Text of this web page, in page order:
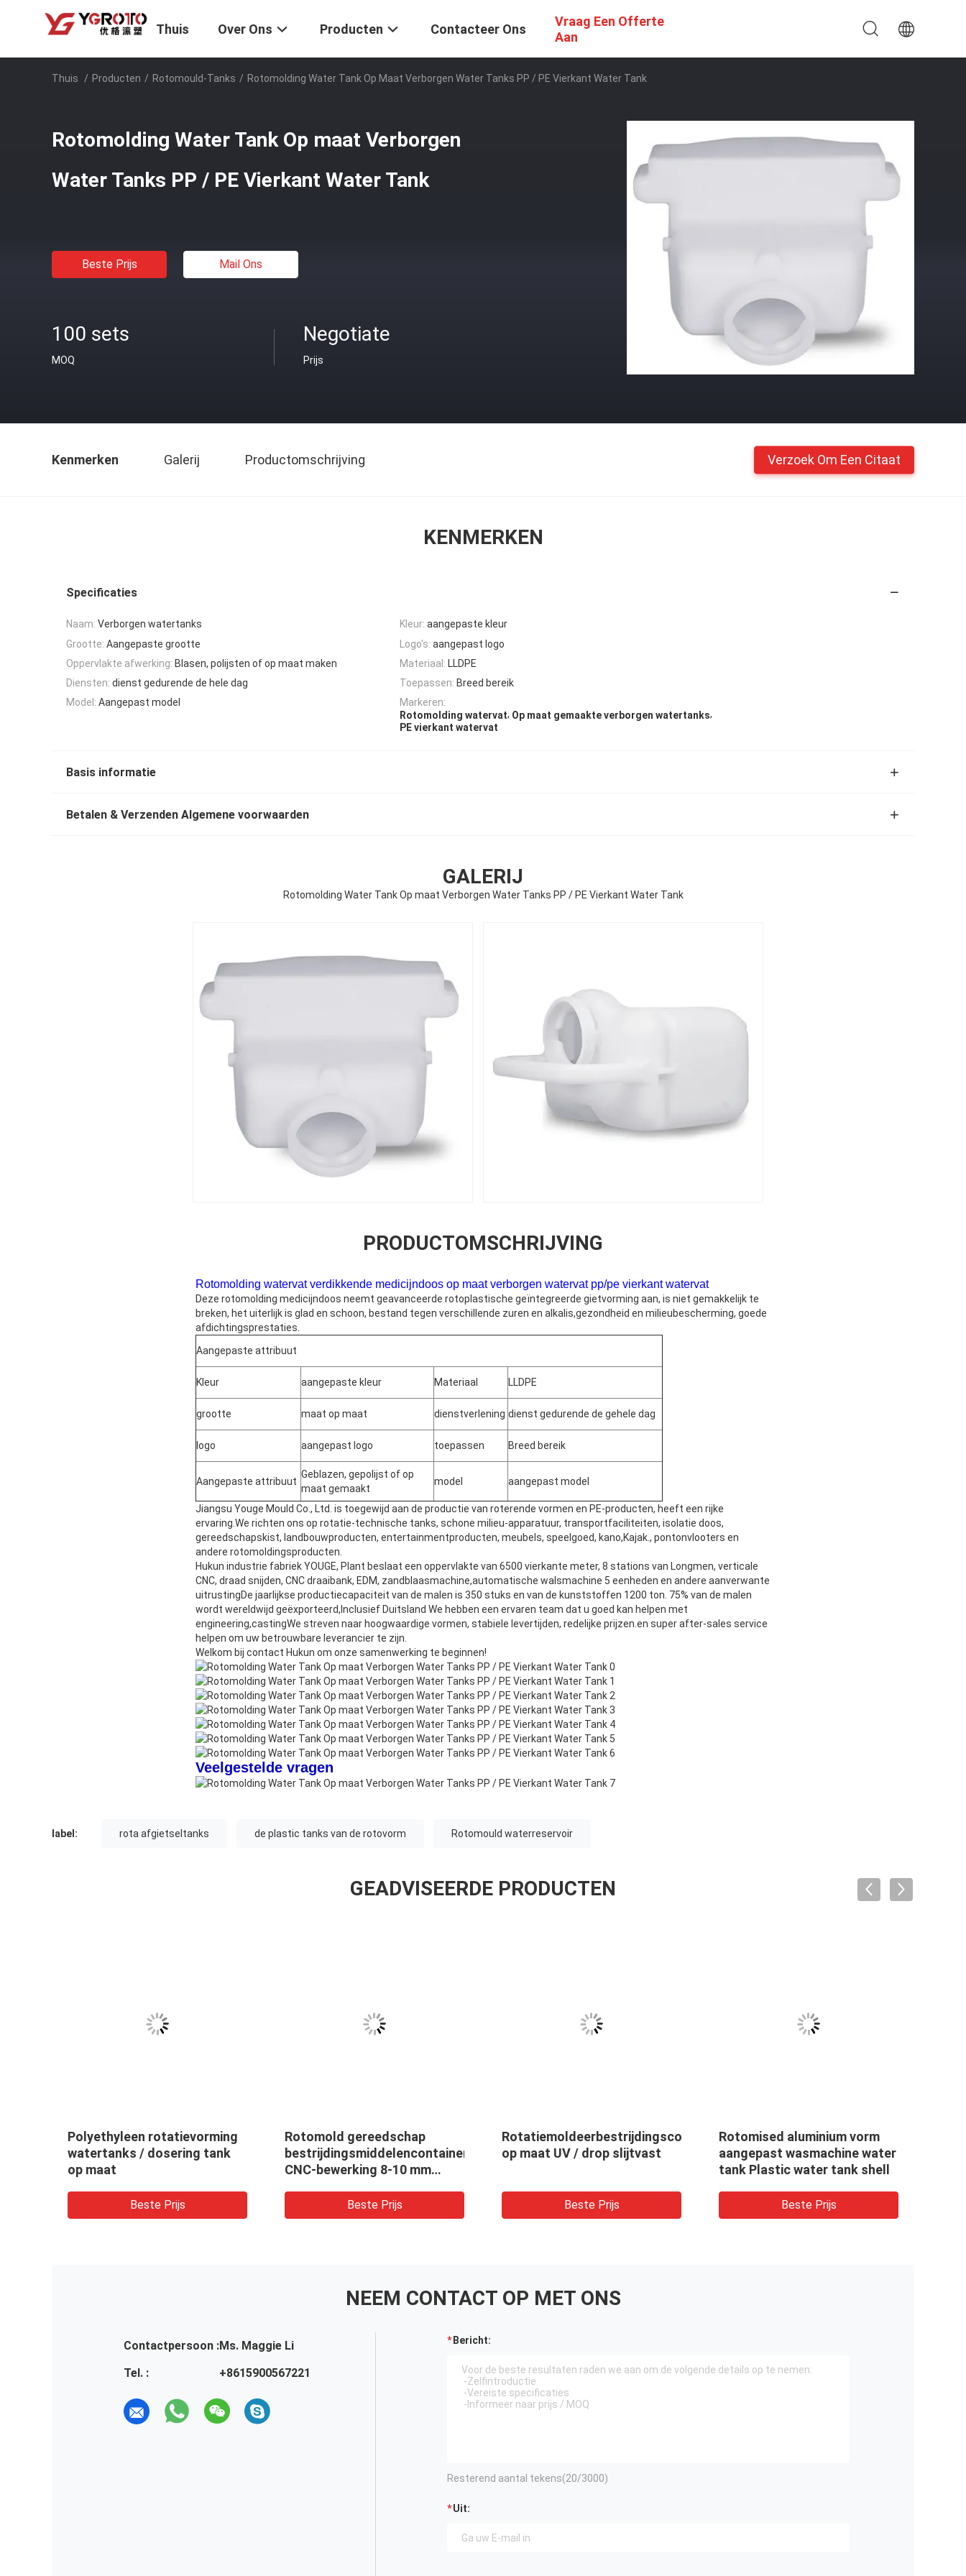
Thuis Over Ons Producten Contacteer Ons
Vraag Een Offerte
Aan
Thuis / Producten / Rotomould-Tanks / Rotomolding Water Tank Op Maat Verborgen Water Tanks PP / PE Vierkant Water Tank
Rotomolding Water Tank Op maat Verborgen
Water Tanks PP / PE Vierkant Water Tank
Beste Prijs Mail Ons
100 sets
MOQ
Negotiate
Prijs
Kenmerken Galerij Productomschrijving Verzoek Om Een Citaat
KENMERKEN
Specificaties
Naam: Verborgen watertanks Kleur: aangepaste kleur
Grootte: Aangepaste grootte Logo's: aangepast logo
Oppervlakte afwerking: Blasen, polijsten of op maat maken Materiaal: LLDPE
Diensten: dienst gedurende de hele dag Toepassen: Breed bereik
Model: Aangepast model
Markeren:
Rotomolding watervat, Op maat gemaakte verborgen watertanks,
PE vierkant watervat
Basis informatie
Betalen & Verzenden Algemene voorwaarden
GALERIJ
Rotomolding Water Tank Op maat Verborgen Water Tanks PP / PE Vierkant Water Tank
PRODUCTOMSCHRIJVING
Rotomolding watervat verdikkende medicijndoos op maat verborgen watervat pp/pe vierkant watervat
Deze rotomolding medicijndoos neemt geavanceerde rotoplastische geïntegreerde gietvorming aan, is niet gemakkelijk te
breken, het uiterlijk is glad en schoon, bestand tegen verschillende zuren en alkalis,gezondheid en milieubescherming, goede
afdichtingsprestaties.
Aangepaste attribuut
Kleur aangepaste kleur Materiaal LLDPE
grootte maat op maat dienstverlening dienst gedurende de gehele dag
logo aangepast logo toepassen Breed bereik
Aangepaste attribuut
Geblazen, gepolijst of op
maat gemaakt
model aangepast model
Jiangsu Youge Mould Co., Ltd. is toegewijd aan de productie van roterende vormen en PE-producten, heeft een rijke
ervaring. We richten ons op rotatie-technische tanks, schone milieu-apparatuur, transportfaciliteiten, isolatie doos,
gereedschapskist, landbouwproducten, entertainmentproducten, meubels, speelgoed, kano,Kajak., pontonvlooters en
andere rotomoldingsproducten.
Hukun industrie fabriek YOUGE, Plant beslaat een oppervlakte van 6500 vierkante meter, 8 stations van Longmen, verticale
CNC, draad snijden, CNC draaibank, EDM, zandblaasmachine,automatische walsmachine 5 eenheden en andere aanverwante
uitrustingDe jaarlijkse productiecapaciteit van de malen is 350 stuks en van de kunststoffen 1200 ton. 75% van de malen
wordt wereldwijd geëxporteerd,Inclusief Duitsland We hebben een ervaren team dat u goed kan helpen met
engineering,castingWe streven naar hoogwaardige vormen, stabiele levertijden, redelijke prijzen.en super after-sales service
helpen om uw betrouwbare leverancier te zijn.
Welkom bij contact Hukun om onze samenwerking te beginnen!
Veelgestelde vragen
label: rota afgietseltanks de plastic tanks van de rotovorm Rotomould waterreservoir
GEADVISEERDE PRODUCTEN
Polyethyleen rotatievorming
watertanks / dosering tank
op maat
Beste Prijs
Rotomold gereedschap
bestrijdingsmiddelencontainer
CNC-bewerking 8-10 mm
Beste Prijs
Rotatiemoldeerbestrijdingscontainer
op maat UV / drop slijtvast
Beste Prijs
Rotomised aluminium vorm
aangepast wasmachine water
tank Plastic water tank shell
Beste Prijs
NEEM CONTACT OP MET ONS
Contactpersoon :Ms. Maggie Li
Tel. :
+8615900567221
Bericht:
Resterend aantal tekens(20/3000)
Uit: